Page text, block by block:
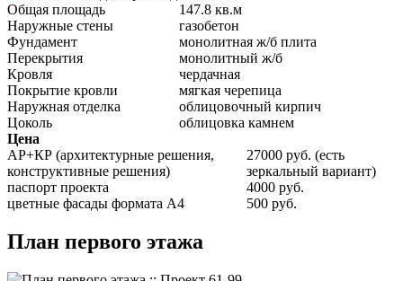
Общая площадь
147.8 кв.м
Наружные стены
газобетон
Фундамент
монолитная ж/б плита
Перекрытия
монолитный ж/б
Кровля
чердачная
Покрытие кровли
мягкая черепица
Наружная отделка
облицовочный кирпич
Цоколь
облицовка камнем
Цена
АР+КР (архитектурные решения,
конструктивные решения)
27000 руб. (есть
зеркальный вариант)
паспорт проекта
4000 руб.
цветные фасады формата А4
500 руб.
План первого этажа